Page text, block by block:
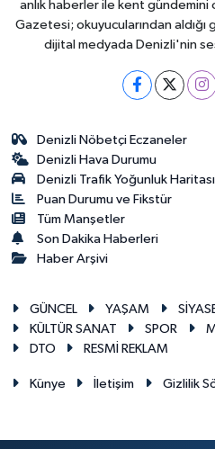
anlık haberler ile kent gündemini
Gazetesi; okuyucularından aldığı
dijital medyada Denizli'nin
Denizli Nöbetçi Eczaneler
Denizli Hava Durumu
Denizli Trafik Yoğunluk Haritası
Puan Durumu ve Fikstür
Tüm Manşetler
Son Dakika Haberleri
Haber Arşivi
GÜNCEL YAŞAM
KÜLTÜR SANAT
SPOR
DTO
RESMİ REKLAM
Künye İletişim Gizlilik